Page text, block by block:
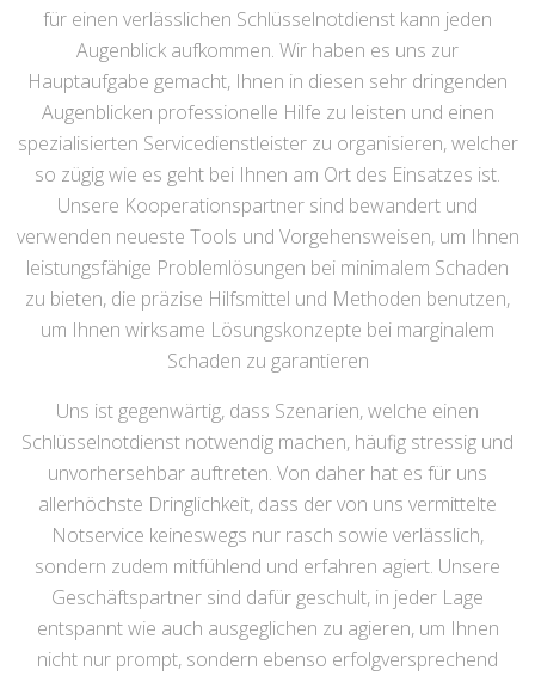
für einen verlässlichen Schlüsselnotdienst kann jeden
Augenblick aufkommen. Wir haben es uns zur
Hauptaufgabe gemacht, Ihnen in diesen sehr dringenden
Augenblicken professionelle Hilfe zu leisten und einen
spezialisierten Servicedienstleister zu organisieren, welcher
so zügig wie es geht bei Ihnen am Ort des Einsatzes ist.
Unsere Kooperationspartner sind bewandert und
verwenden neueste Tools und Vorgehensweisen, um Ihnen
leistungsfähige Problemlösungen bei minimalem Schaden
zu bieten, die präzise Hilfsmittel und Methoden benutzen,
um Ihnen wirksame Lösungskonzepte bei marginalem
Schaden zu garantieren
Uns ist gegenwärtig, dass Szenarien, welche einen
Schlüsselnotdienst notwendig machen, häufig stressig und
unvorhersehbar auftreten. Von daher hat es für uns
allerhöchste Dringlichkeit, dass der von uns vermittelte
Notservice keineswegs nur rasch sowie verlässlich,
sondern zudem mitfühlend und erfahren agiert. Unsere
Geschäftspartner sind dafür geschult, in jeder Lage
entspannt wie auch ausgeglichen zu agieren, um Ihnen
nicht nur prompt, sondern ebenso erfolgversprechend